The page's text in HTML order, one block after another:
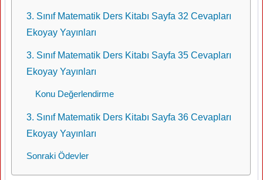
3. Sınıf Matematik Ders Kitabı Sayfa 32 Cevapları
Ekoyay Yayınları
3. Sınıf Matematik Ders Kitabı Sayfa 35 Cevapları
Ekoyay Yayınları
Konu Değerlendirme
3. Sınıf Matematik Ders Kitabı Sayfa 36 Cevapları
Ekoyay Yayınları
Sonraki Ödevler